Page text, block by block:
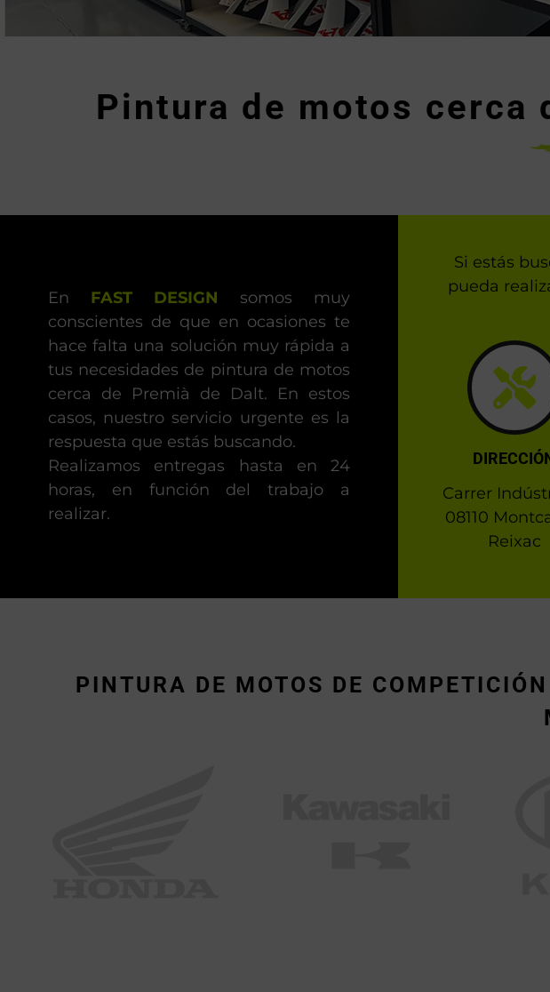
Pintura de motos cerca
En FAST DESIGN somos muy
conscientes de que en ocasiones te
hace falta una solución muy rápida a
tus necesidades de pintura de motos
cerca de Premià de Dalt. En estos
casos, nuestro servicio urgente es la
respuesta que estás buscando.
Realizamos entregas hasta en 24
horas, en función del trabajo a
realizar.
Si estás
pueda
Carrer
08110
Reixac
PINTURA DE MOTOS DE